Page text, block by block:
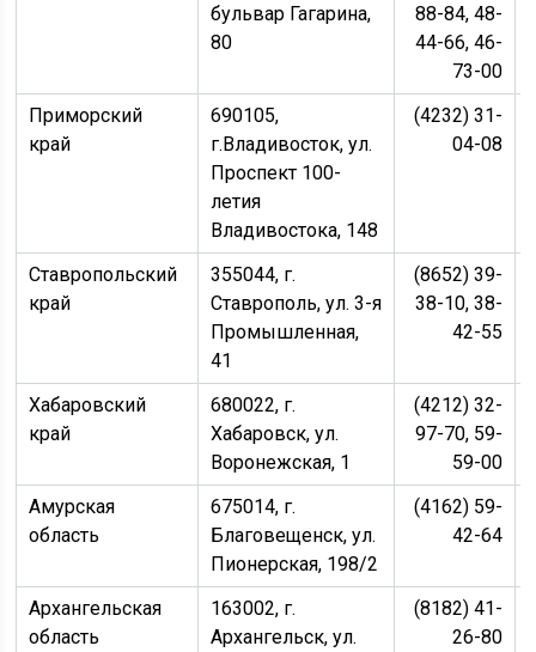
бульвар Гагарина,
80
88-84, 48-
44-66, 46-
73-00
Приморский
край
690105,
г.Владивосток, ул.
Проспект 100-
летия
Владивостока, 148
(4232) 31-
04-08
Ставропольский
край
355044, г.
Ставрополь, ул. 3-я
Промышленная,
41
(8652) 39-
38-10, 38-
42-55
Хабаровский
край
680022, г.
Хабаровск, ул.
Воронежская, 1
(4212) 32-
97-70, 59-
59-00
Амурская
область
675014, г.
Благовещенск, ул.
Пионерская, 198/2
(4162) 59-
42-64
Архангельская
область
163002, г.
Архангельск, ул.
(8182) 41-
26-80